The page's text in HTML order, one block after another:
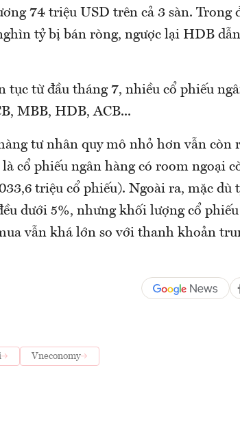
74 triệu USD trên cả 3 sàn. Trong
tỷ bị bán ròng, ngược lại HDB
tục từ đầu tháng 7, nhiều cổ phiếu
MBB, HDB, ACB...
tư nhân quy mô nhỏ hơn vẫn còn
cổ phiếu ngân hàng có room ngoại
triệu cổ phiếu). Ngoài ra, mặc dù
dưới 5%, nhưng khối lượng cổ
vẫn khá lớn so với thanh khoản
Vneconomy